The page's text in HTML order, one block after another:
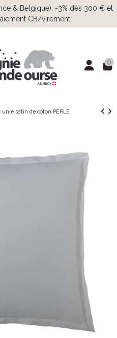
& Belgique). -3% dès 300 € et
CB/virement.
0
satin de coton PERLE